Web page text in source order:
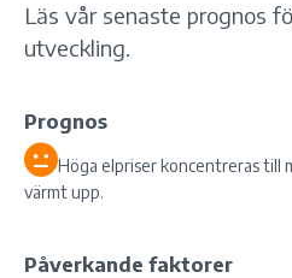
Läs vår senaste prognos
utveckling.
Prognos
Höga elpriser koncentreras till
värmt upp.
Påverkande faktorer